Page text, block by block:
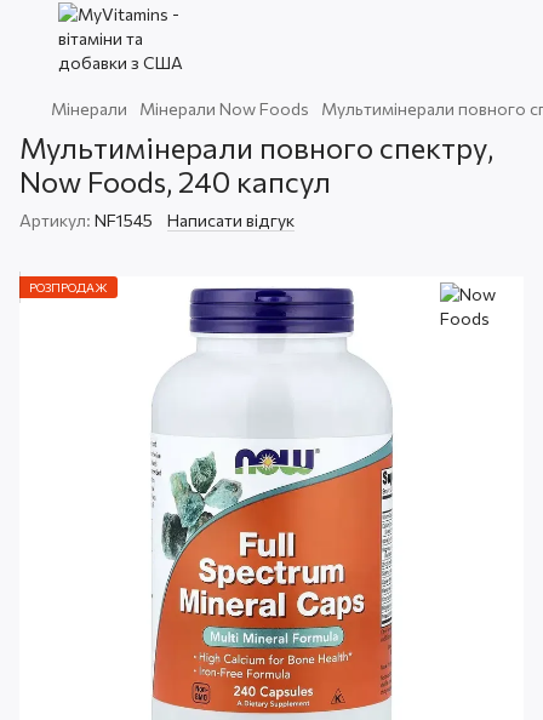
Мінерали Мінерали Now Foods Мультимінерали повного
Мультимінерали повного спектру,
Now Foods, 240 капсул
Артикул: NF1545 Написати відгук
РОЗПРОДАЖ